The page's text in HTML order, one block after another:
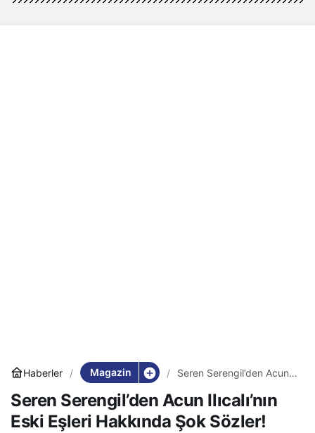
Haberler Magazin
Seren Serengil’den Acun
Hakkında Şok Sözler!
Seren Serengil’den Acun Ilıcalı’nın
Eski Eşleri Hakkında Şok Sözler!